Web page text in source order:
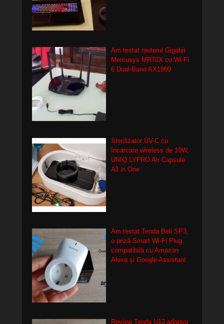
Am testat routerul Gigabit
Mercusys MR70X cu Wi-Fi
6 Dual-Band AX1800
Sterilizator UV-C cu
încarcare wireless de 10W,
UNIQ LYFRO Air Capsule
All in One
Am testat Tenda Beli SP3,
o priză Smart Wi-Fi Plug
compatibilă cu Amazon
Alexa și Google Assistant
Review Tenda U12-adaptor